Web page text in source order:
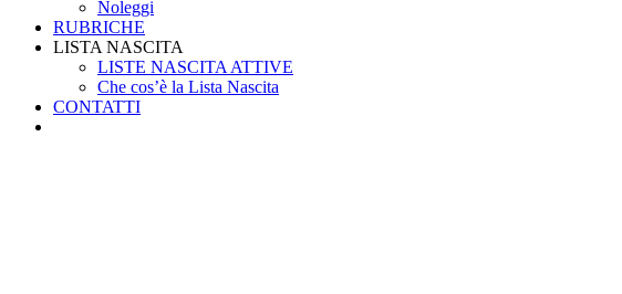
Noleggi
RUBRICHE
LISTA NASCITA
LISTE NASCITA ATTIVE
Che cos’è la Lista Nascita
CONTATTI